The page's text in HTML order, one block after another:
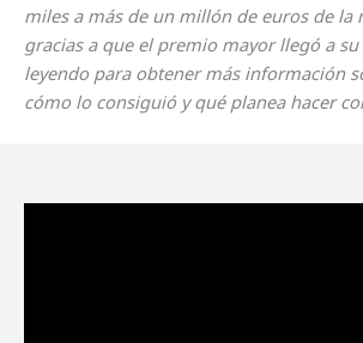
miles a más de un millón de euros de la
gracias a que el premio mayor llegó a
leyendo para obtener más información
cómo lo consiguió y qué planea hacer